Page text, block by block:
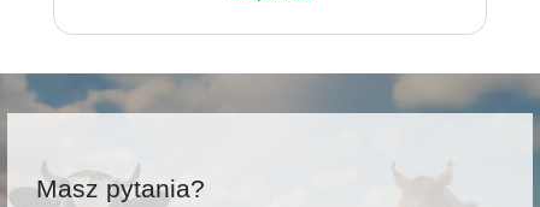
Masz pytania?